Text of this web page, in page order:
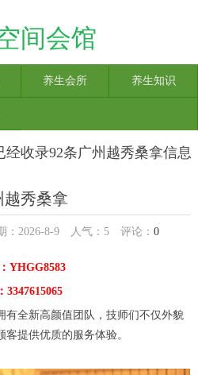
间会馆
养生会所 养生知识
经收录92条广州越秀桑拿信息
越秀桑拿
2026-8-9 人气： 5评论： 0
YHGG8583
3347615065
全新高颜值团队，技师们不仅外貌
提供优质的服务体验。